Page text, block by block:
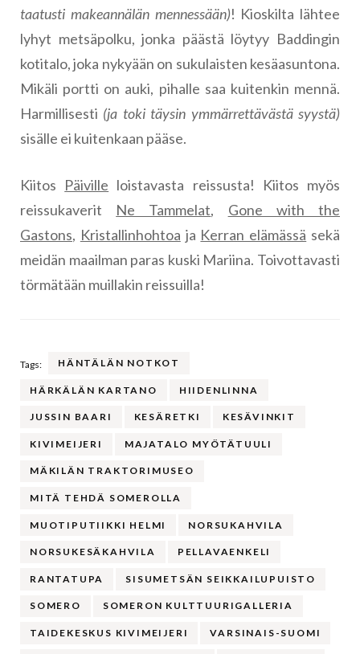
taatusti makeannälän mennessään)! Kioskilta lähtee
lyhyt metsäpolku, jonka päästä löytyy Baddingin
kotitalo, joka nykyään on sukulaisten kesäasuntona.
Mikäli portti on auki, pihalle saa kuitenkin mennä.
Harmillisesti (ja toki täysin ymmärrettävästä syystä)
sisälle ei kuitenkaan pääse.
Kiitos Päiville loistavasta reissusta! Kiitos myös
reissukaverit Ne Tammelat, Gone with the
Gastons, Kristallinhohtoa ja Kerran elämässä sekä
meidän maailman paras kuski Mariina. Toivottavasti
törmätään muillakin reissuilla!
Tags: HÄNTÄLÄN NOTKOT
HÄRKÄLÄN KARTANO HIIDENLINNA
JUSSIN BAARI KESÄRETKI KESÄVINKIT
KIVIMEIJERI MAJATALO MYÖTÄTUULI
MÄKILÄN TRAKTORIMUSEO
MITÄ TEHDÄ SOMEROLLA
MUOTIPUTIIKKI HELMI NORSUKAHVILA
NORSUKESÄKAHVILA PELLAVAENKELI
RANTATUPA SISUMETSÄN SEIKKAILUPUISTO
SOMERO SOMERON KULTTUURIGALLERIA
TAIDEKESKUS KIVIMEIJERI VARSINAIS-SUOMI